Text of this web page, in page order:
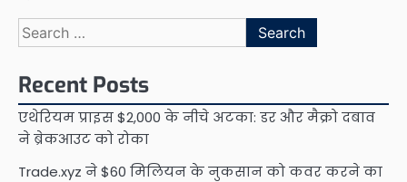
Search
for:
Recent Posts
एथेरियम प्राइस $2,000 के नीचे अटका: डर और मैक्रो दबाव
ने ब्रेकआउट को रोका
Trade.xyz ने $60 मिलियन के नुकसान को कवर करने का